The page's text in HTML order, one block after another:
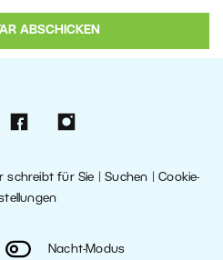
schreibt für Sie |Suchen |Cookie-
Nacht-Modus